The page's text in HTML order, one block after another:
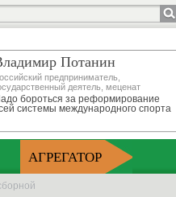
Потанин
предприниматель,
деятель, меценат
бороться за реформирование
системы международного спорта
АГРЕГАТОР